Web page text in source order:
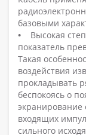
базовыми
• Высокая
показатель
Такая
воздействия
прокладывать
беспокоясь о
экранирование
входящих
сильного